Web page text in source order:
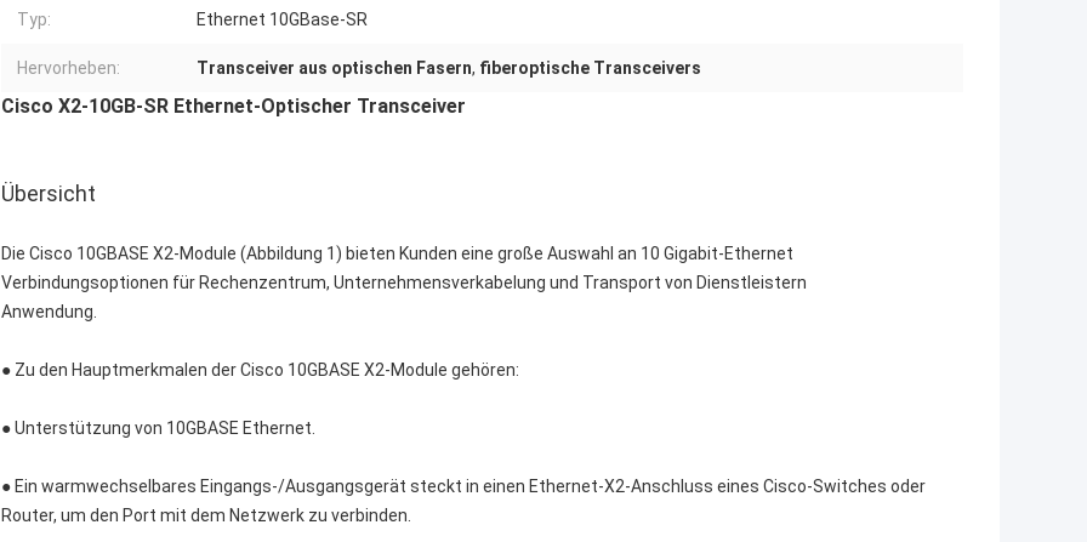
Typ: Ethernet 10GBase-SR
Hervorheben: Transceiver aus optischen Fasern, fiberoptische Transceivers
Cisco X2-10GB-SR Ethernet-Optischer Transceiver
Übersicht
Die Cisco 10GBASE X2-Module (Abbildung 1) bieten Kunden eine große Auswahl an 10 Gigabit-Ethernet
Verbindungsoptionen für Rechenzentrum, Unternehmensverkabelung und Transport von Dienstleistern
Anwendung.
● Zu den Hauptmerkmalen der Cisco 10GBASE X2-Module gehören:
● Unterstützung von 10GBASE Ethernet.
● Ein warmwechselbares Eingangs-/Ausgangsgerät steckt in einen Ethernet-X2-Anschluss eines Cisco-Switches oder
Router, um den Port mit dem Netzwerk zu verbinden.